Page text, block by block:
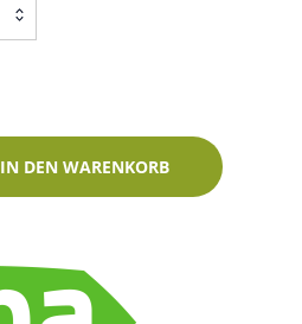
matt/glänzend/seidenmatt/seidenglanz
IN DEN WARENKORB